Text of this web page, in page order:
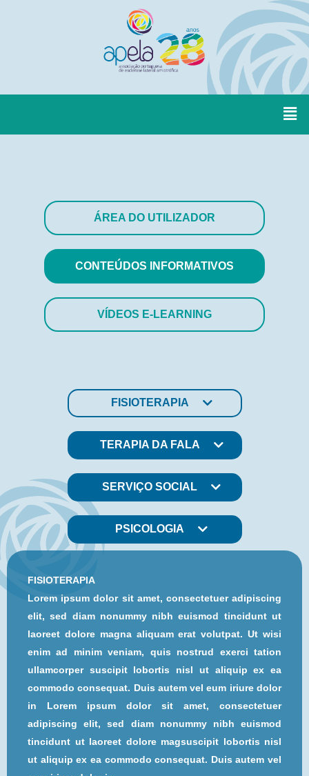
ÁREA DO UTILIZADOR
CONTEÚDOS INFORMATIVOS
VÍDEOS E-LEARNING
FISIOTERAPIA
TERAPIA DA FALA
SERVIÇO SOCIAL
PSICOLOGIA
FISIOTERAPIA
Lorem ipsum dolor sit amet, consectetuer adipiscing
elit, sed diam nonummy nibh euismod tincidunt ut
laoreet dolore magna aliquam erat volutpat. Ut wisi
enim ad minim veniam, quis nostrud exerci tation
ullamcorper suscipit lobortis nisl ut aliquip ex ea
commodo consequat. Duis autem vel eum iriure dolor
in Lorem ipsum dolor sit amet, consectetuer
adipiscing elit, sed diam nonummy nibh euismod
tincidunt ut laoreet dolore magsuscipit lobortis nisl
ut aliquip ex ea commodo consequat. Duis autem vel